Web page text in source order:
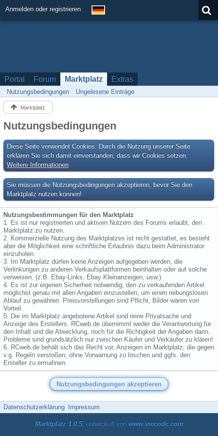
Anmelden oder registrieren
Portal Forum Marktplatz Extras
Nutzungsbedingungen Ungelesene Einträge
Marktplatz
Nutzungsbedingungen
Diese Seite verwendet Cookies. Durch die Nutzung unserer Seite
erklären Sie sich damit einverstanden, dass wir Cookies setzen.
Weitere Informationen
Sie müssen die Nutzungsbedingungen akzeptieren, bevor Sie den
Marktplatz nutzen können!
Nutzungsbestimmungen für den Marktplatz
1. Es ist nur registrierten und aktiven Nutzern des Forums erlaubt, den
Marktplatz zu nutzen.
2. Kommerzielle Nutzung des Marktplatzes ist nicht gestattet, es besteht
aber die Möglichkeit eine schriftliche Erlaubnis dazu beim Administrator
einzuholen.
3. Im Marktplatz dürfen keine Anzeigen aufgegeben werden, die
Verlinkungen zu anderen Verkaufsplattformen beinhalten oder auf solche
verweisen. (z.B. Ebay-Links, Ebay Kleinanzeigen, usw.)
4. Es ist zur eigenen Sicherheit notwendig, den zu verkaufenden Artikel
möglichst genau mit allen Angaben einzustellen, um einen reibungslosen
Ablauf zu gewähren. Preisvorstellungen sind Pflicht, Bilder wären von
Vorteil.
5. Die im Marktplatz angebotene Artikel sind reine Privatsache und
Anzeige des Erstellers. RCweb.de übernimmt weder die Verantwortung für
den Inhalt und die Abwicklung, noch für die Richtigkeit der Angaben darin.
Probleme sind grundsätzlich nur zwischen Käufer und Verkäufer zu klären!
6. RCweb.de behält sich das Recht vor, Anzeigen im Marktplatz, die gegen
v.g. Regeln verstoßen, ohne Vorwarnung zu löschen und ggfs. den
Ersteller zu ermahnen.
Datenschutzerklärung Impressum
Marktplatz 1.0.5, entwickelt von www.viecode.com